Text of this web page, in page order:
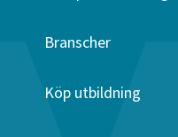
Branscher
Köp utbildning